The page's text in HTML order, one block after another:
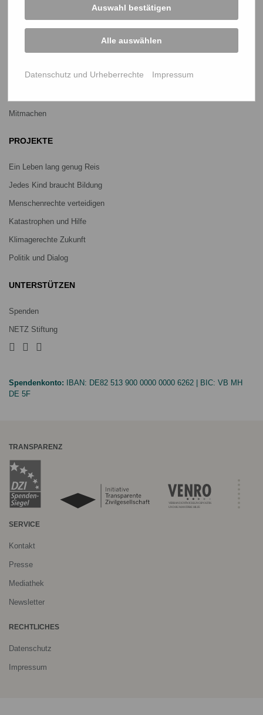
Projekte
Mitmachen
PROJEKTE
Ein Leben lang genug Reis
Jedes Kind braucht Bildung
Menschenrechte verteidigen
Katastrophen und Hilfe
Klimagerechte Zukunft
Politik und Dialog
UNTERSTÜTZEN
Spenden
NETZ Stiftung
Spendenkonto: IBAN: DE82 513 900 0000 0000 6262 | BIC: VB MH
DE 5F
TRANSPARENZ
SERVICE
Kontakt
Presse
Mediathek
Newsletter
RECHTLICHES
Datenschutz
Impressum
Auswahl bestätigen
Alle auswählen
Datenschutz und Urheberrechte Impressum